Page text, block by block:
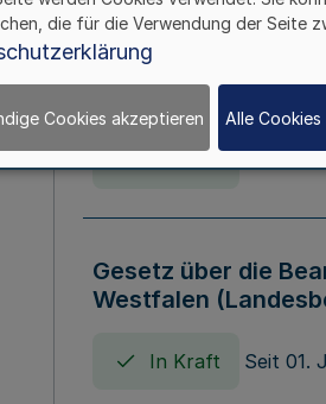
Verordnung über
Nordrhein-
Gesetz über die
Westfalen
In Kraft Seit 01.
die für die Verwendung der Seite
Cookies akzeptieren Alle